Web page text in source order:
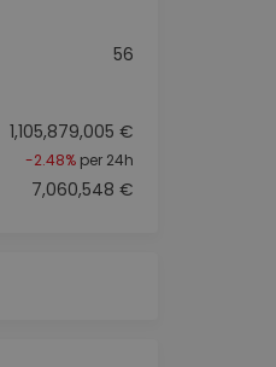
56
1,105,879,005 €
-2.48%per 24h
7,060,548 €